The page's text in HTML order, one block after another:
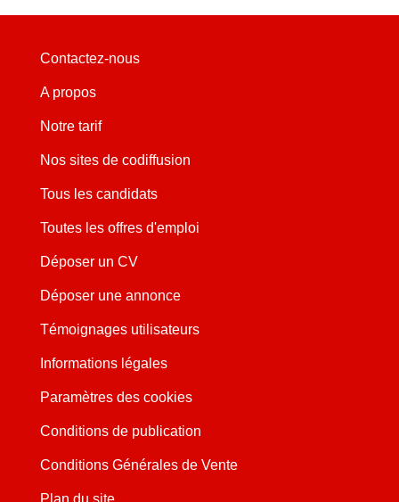
Contactez-nous
A propos
Notre tarif
Nos sites de codiffusion
Tous les candidats
Toutes les offres d'emploi
Déposer un CV
Déposer une annonce
Témoignages utilisateurs
Informations légales
Paramètres des cookies
Conditions de publication
Conditions Générales de Vente